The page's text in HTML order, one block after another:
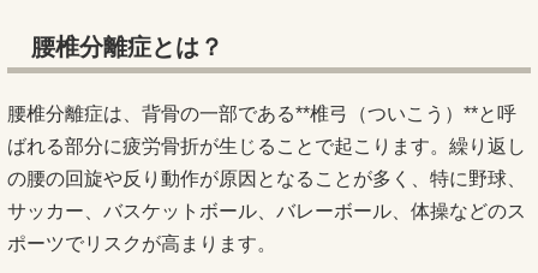
腰椎分離症とは？
腰椎分離症は、背骨の一部である**椎弓（ついこう）**と呼
ばれる部分に疲労骨折が生じることで起こります。繰り返し
の腰の回旋や反り動作が原因となることが多く、特に野球、
サッカー、バスケットボール、バレーボール、体操などのス
ポーツでリスクが高まります。